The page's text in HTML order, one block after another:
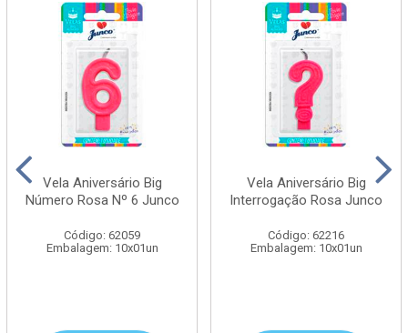
Vela Aniversário Big
Número Rosa Nº 6 Junco
Código: 62059
Embalagem: 10x01un
Vela Aniversário Big
Interrogação Rosa Junco
Código: 62216
Embalagem: 10x01un